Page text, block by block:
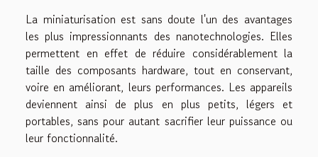
La miniaturisation est sans doute l'un des avantages
les plus impressionnants des nanotechnologies. Elles
permettent en effet de réduire considérablement la
taille des composants hardware, tout en conservant,
voire en améliorant, leurs performances. Les appareils
deviennent ainsi de plus en plus petits, légers et
portables, sans pour autant sacrifier leur puissance ou
leur fonctionnalité.